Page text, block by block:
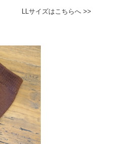
LLサイズはこちらへ >>